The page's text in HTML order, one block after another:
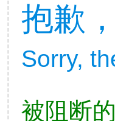
抱歉
Sorry,
被阻断